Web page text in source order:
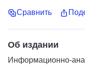
Сравнить
Об издании
Информационно-